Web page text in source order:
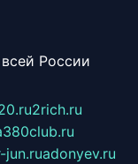
России
2rich.ru
jun.ruadonyev.ru